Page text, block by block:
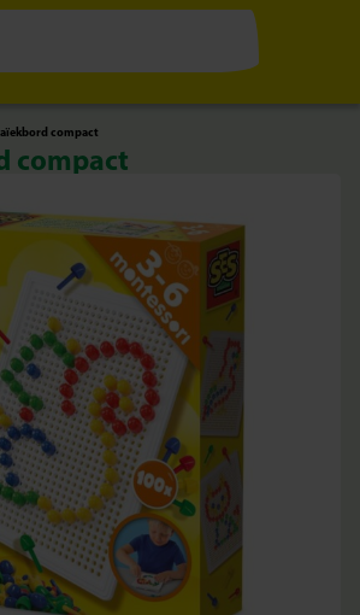
compact
compact